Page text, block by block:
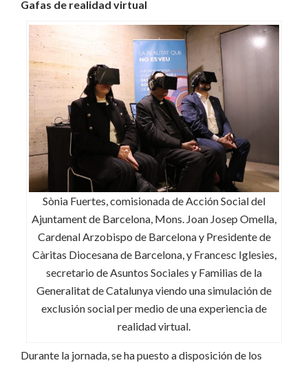
Gafas de realidad virtual
Sònia Fuertes, comisionada de Acción Social del
Ajuntament de Barcelona, Mons. Joan Josep Omella,
Cardenal Arzobispo de Barcelona y Presidente de
Càritas Diocesana de Barcelona, y Francesc Iglesies,
secretario de Asuntos Sociales y Familias de la
Generalitat de Catalunya viendo una simulación de
exclusión social per medio de una experiencia de
realidad virtual.
Durante la jornada, se ha puesto a disposición de los